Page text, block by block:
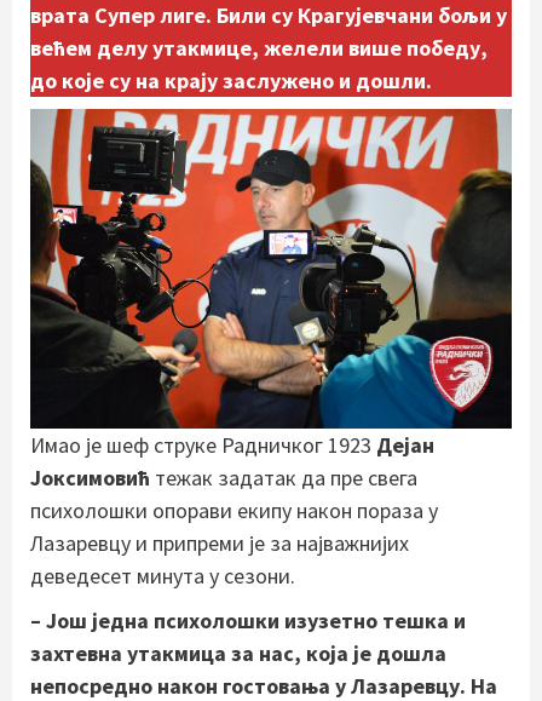
врата Супер лиге. Били су Крагујевчани бољи у
већем делу утакмице, желели више победу,
до које су на крају заслужено и дошли.
Имао је шеф струке Радничког 1923 Дејан
Јоксимовић тежак задатак да пре свега
психолошки опорави екипу након пораза у
Лазаревцу и припреми је за најважнијих
деведесет минута у сезони.
– Још једна психолошки изузетно тешка и
захтевна утакмица за нас, која је дошла
непосредно након гостовања у Лазаревцу. На